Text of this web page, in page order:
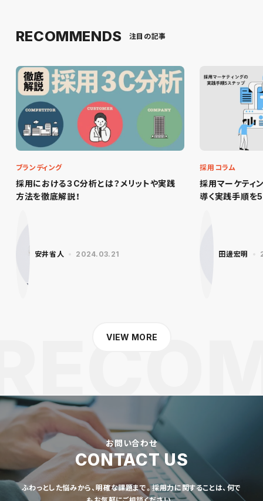
RECOMMENDS 注目の記事
採用における３C分析とは？メリットや実践
方法を徹底解説！
ブランディング
安井省人 2024.03.21
採用マーケティ
導く実践手順を
採用コラム
田邊宏明
VIEW MORE
お問い合わせ
CONTACT US
ふわっとした悩みから、明確な課題まで。採用力に関することは、何で